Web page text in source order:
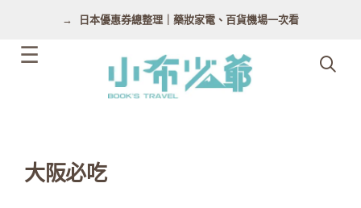
日本優惠券總整理｜藥妝家電、百貨機場一次看
大阪必吃